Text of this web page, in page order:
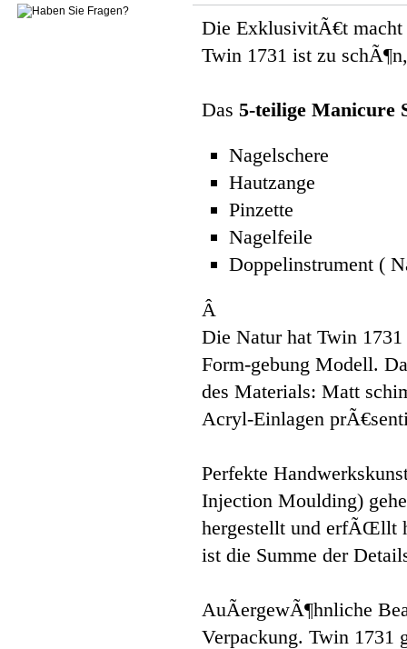
Die ExklusivitÃ€t macht
Twin 1731 ist zu
Das 5-teilige Manicure
Nagelschere
Hautzange
Pinzette
Nagelfeile
Doppelinstrument (
Â
Die Natur hat Twin
Form-gebung Modell.
des Materials: Matt
Acryl-Einlagen
Perfekte
Injection Moulding)
hergestellt und erfÃŒllt
ist die Summe der
AuÃergewÃ¶hnliche
Verpackung. Twin 1731